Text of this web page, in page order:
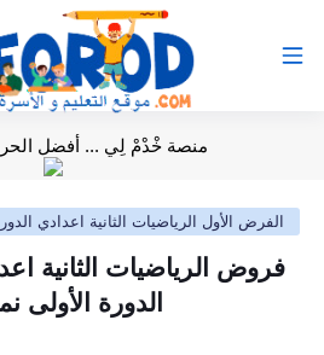
منصة خْدْمْ لِي ... أفضل
الفرض الأول الرياضيات الثانية اعدادي
فروض الرياضيات الثانية
الدورة الأولى